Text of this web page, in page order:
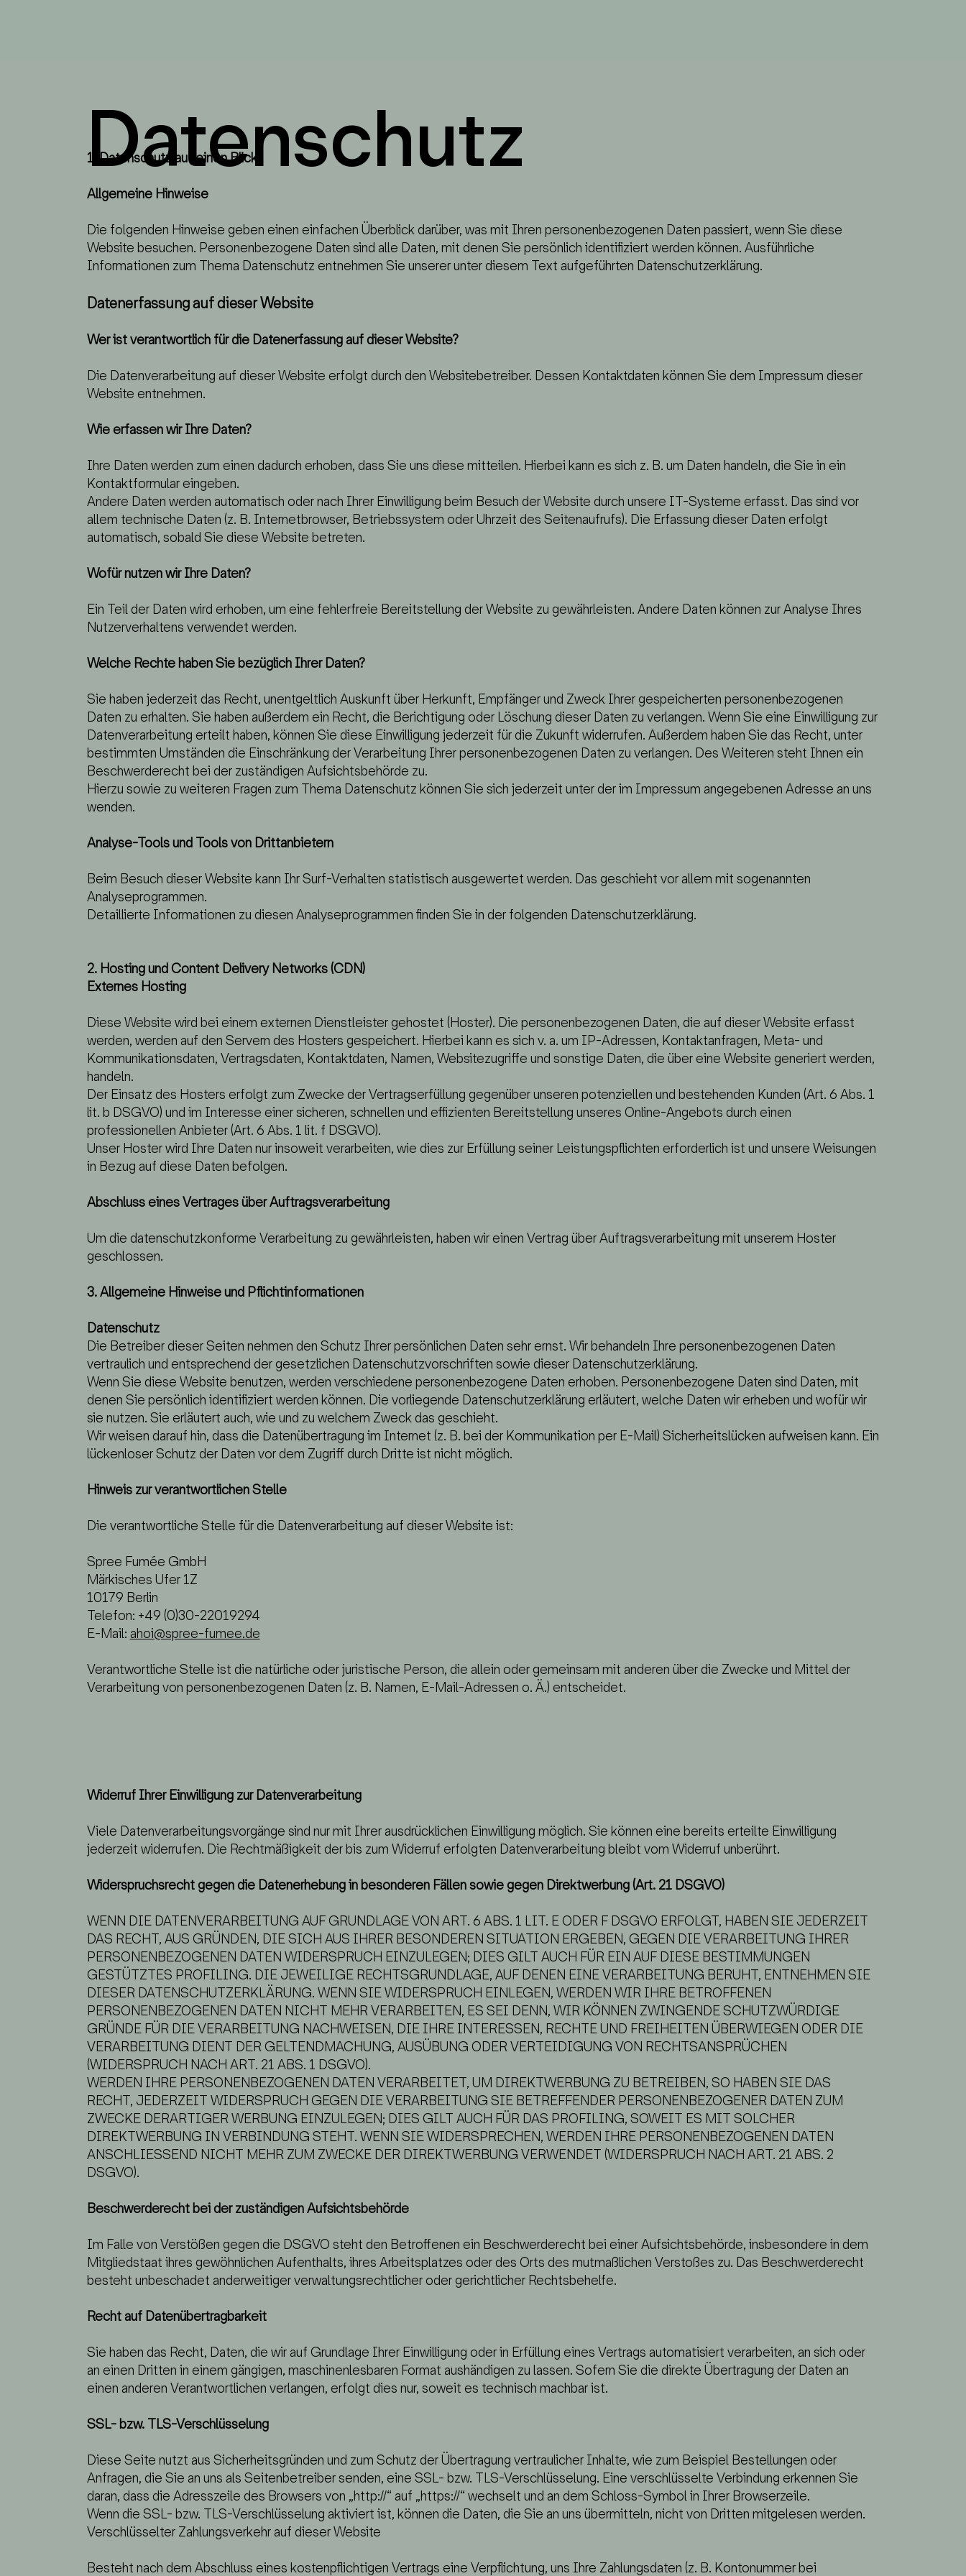
Datenschutz
1. Datenschutz auf einen Blick
Allgemeine Hinweise
Die folgenden Hinweise geben einen einfachen Überblick darüber, was mit Ihren personenbezogenen Daten passiert, wenn Sie diese
Website besuchen. Personenbezogene Daten sind alle Daten, mit denen Sie persönlich identifiziert werden können. Ausführliche
Informationen zum Thema Datenschutz entnehmen Sie unserer unter diesem Text aufgeführten Datenschutzerklärung.
Datenerfassung auf dieser Website
Wer ist verantwortlich für die Datenerfassung auf dieser Website?
Die Datenverarbeitung auf dieser Website erfolgt durch den Websitebetreiber. Dessen Kontaktdaten können Sie dem Impressum dieser
Website entnehmen.
Wie erfassen wir Ihre Daten?
Ihre Daten werden zum einen dadurch erhoben, dass Sie uns diese mitteilen. Hierbei kann es sich z. B. um Daten handeln, die Sie in ein
Kontaktformular eingeben.
Andere Daten werden automatisch oder nach Ihrer Einwilligung beim Besuch der Website durch unsere IT-Systeme erfasst. Das sind vor
allem technische Daten (z. B. Internetbrowser, Betriebssystem oder Uhrzeit des Seitenaufrufs). Die Erfassung dieser Daten erfolgt
automatisch, sobald Sie diese Website betreten.
Wofür nutzen wir Ihre Daten?
Ein Teil der Daten wird erhoben, um eine fehlerfreie Bereitstellung der Website zu gewährleisten. Andere Daten können zur Analyse Ihres
Nutzerverhaltens verwendet werden.
Welche Rechte haben Sie bezüglich Ihrer Daten?
Sie haben jederzeit das Recht, unentgeltlich Auskunft über Herkunft, Empfänger und Zweck Ihrer gespeicherten personenbezogenen
Daten zu erhalten. Sie haben außerdem ein Recht, die Berichtigung oder Löschung dieser Daten zu verlangen. Wenn Sie eine Einwilligung zur
Datenverarbeitung erteilt haben, können Sie diese Einwilligung jederzeit für die Zukunft widerrufen. Außerdem haben Sie das Recht, unter
bestimmten Umständen die Einschränkung der Verarbeitung Ihrer personenbezogenen Daten zu verlangen. Des Weiteren steht Ihnen ein
Beschwerderecht bei der zuständigen Aufsichtsbehörde zu.
Hierzu sowie zu weiteren Fragen zum Thema Datenschutz können Sie sich jederzeit unter der im Impressum angegebenen Adresse an uns
wenden.
Analyse-Tools und Tools von Dritt­anbietern
Beim Besuch dieser Website kann Ihr Surf-Verhalten statistisch ausgewertet werden. Das geschieht vor allem mit sogenannten
Analyseprogrammen.
Detaillierte Informationen zu diesen Analyseprogrammen finden Sie in der folgenden Datenschutzerklärung.
2. Hosting und Content Delivery Networks (CDN)
Externes Hosting
Diese Website wird bei einem externen Dienstleister gehostet (Hoster). Die personenbezogenen Daten, die auf dieser Website erfasst
werden, werden auf den Servern des Hosters gespeichert. Hierbei kann es sich v. a. um IP-Adressen, Kontaktanfragen, Meta- und
Kommunikationsdaten, Vertragsdaten, Kontaktdaten, Namen, Websitezugriffe und sonstige Daten, die über eine Website generiert werden,
handeln.
Der Einsatz des Hosters erfolgt zum Zwecke der Vertragserfüllung gegenüber unseren potenziellen und bestehenden Kunden (Art. 6 Abs. 1
lit. b DSGVO) und im Interesse einer sicheren, schnellen und effizienten Bereitstellung unseres Online-Angebots durch einen
professionellen Anbieter (Art. 6 Abs. 1 lit. f DSGVO).
Unser Hoster wird Ihre Daten nur insoweit verarbeiten, wie dies zur Erfüllung seiner Leistungspflichten erforderlich ist und unsere Weisungen
in Bezug auf diese Daten befolgen.
Abschluss eines Vertrages über Auftragsverarbeitung
Um die datenschutzkonforme Verarbeitung zu gewährleisten, haben wir einen Vertrag über Auftragsverarbeitung mit unserem Hoster
geschlossen.
3. Allgemeine Hinweise und Pflicht­informationen
Datenschutz
Die Betreiber dieser Seiten nehmen den Schutz Ihrer persönlichen Daten sehr ernst. Wir behandeln Ihre personenbezogenen Daten
vertraulich und entsprechend der gesetzlichen Datenschutzvorschriften sowie dieser Datenschutzerklärung.
Wenn Sie diese Website benutzen, werden verschiedene personenbezogene Daten erhoben. Personenbezogene Daten sind Daten, mit
denen Sie persönlich identifiziert werden können. Die vorliegende Datenschutzerklärung erläutert, welche Daten wir erheben und wofür wir
sie nutzen. Sie erläutert auch, wie und zu welchem Zweck das geschieht.
Wir weisen darauf hin, dass die Datenübertragung im Internet (z. B. bei der Kommunikation per E-Mail) Sicherheitslücken aufweisen kann. Ein
lückenloser Schutz der Daten vor dem Zugriff durch Dritte ist nicht möglich.
Hinweis zur verantwortlichen Stelle
Die verantwortliche Stelle für die Datenverarbeitung auf dieser Website ist:
Spree Fumée GmbH
Märkisches Ufer 1Z
10179 Berlin
Telefon: +49 (0)30-22019294
E-Mail: ahoi@spree-fumee.de
Verantwortliche Stelle ist die natürliche oder juristische Person, die allein oder gemeinsam mit anderen über die Zwecke und Mittel der
Verarbeitung von personenbezogenen Daten (z. B. Namen, E-Mail-Adressen o. Ä.) entscheidet.
Widerruf Ihrer Einwilligung zur Datenverarbeitung
Viele Datenverarbeitungsvorgänge sind nur mit Ihrer ausdrücklichen Einwilligung möglich. Sie können eine bereits erteilte Einwilligung
jederzeit widerrufen. Die Rechtmäßigkeit der bis zum Widerruf erfolgten Datenverarbeitung bleibt vom Widerruf unberührt.
Widerspruchsrecht gegen die Datenerhebung in besonderen Fällen sowie gegen Direktwerbung (Art. 21 DSGVO)
WENN DIE DATENVERARBEITUNG AUF GRUNDLAGE VON ART. 6 ABS. 1 LIT. E ODER F DSGVO ERFOLGT, HABEN SIE JEDERZEIT
DAS RECHT, AUS GRÜNDEN, DIE SICH AUS IHRER BESONDEREN SITUATION ERGEBEN, GEGEN DIE VERARBEITUNG IHRER
PERSONENBEZOGENEN DATEN WIDERSPRUCH EINZULEGEN; DIES GILT AUCH FÜR EIN AUF DIESE BESTIMMUNGEN
GESTÜTZTES PROFILING. DIE JEWEILIGE RECHTSGRUNDLAGE, AUF DENEN EINE VERARBEITUNG BERUHT, ENTNEHMEN SIE
DIESER DATENSCHUTZERKLÄRUNG. WENN SIE WIDERSPRUCH EINLEGEN, WERDEN WIR IHRE BETROFFENEN
PERSONENBEZOGENEN DATEN NICHT MEHR VERARBEITEN, ES SEI DENN, WIR KÖNNEN ZWINGENDE SCHUTZWÜRDIGE
GRÜNDE FÜR DIE VERARBEITUNG NACHWEISEN, DIE IHRE INTERESSEN, RECHTE UND FREIHEITEN ÜBERWIEGEN ODER DIE
VERARBEITUNG DIENT DER GELTENDMACHUNG, AUSÜBUNG ODER VERTEIDIGUNG VON RECHTSANSPRÜCHEN
(WIDERSPRUCH NACH ART. 21 ABS. 1 DSGVO).
WERDEN IHRE PERSONENBEZOGENEN DATEN VERARBEITET, UM DIREKTWERBUNG ZU BETREIBEN, SO HABEN SIE DAS
RECHT, JEDERZEIT WIDERSPRUCH GEGEN DIE VERARBEITUNG SIE BETREFFENDER PERSONENBEZOGENER DATEN ZUM
ZWECKE DERARTIGER WERBUNG EINZULEGEN; DIES GILT AUCH FÜR DAS PROFILING, SOWEIT ES MIT SOLCHER
DIREKTWERBUNG IN VERBINDUNG STEHT. WENN SIE WIDERSPRECHEN, WERDEN IHRE PERSONENBEZOGENEN DATEN
ANSCHLIESSEND NICHT MEHR ZUM ZWECKE DER DIREKTWERBUNG VERWENDET (WIDERSPRUCH NACH ART. 21 ABS. 2
DSGVO).
Beschwerde­recht bei der zuständigen Aufsichts­behörde
Im Falle von Verstößen gegen die DSGVO steht den Betroffenen ein Beschwerderecht bei einer Aufsichtsbehörde, insbesondere in dem
Mitgliedstaat ihres gewöhnlichen Aufenthalts, ihres Arbeitsplatzes oder des Orts des mutmaßlichen Verstoßes zu. Das Beschwerderecht
besteht unbeschadet anderweitiger verwaltungsrechtlicher oder gerichtlicher Rechtsbehelfe.
Recht auf Daten­übertrag­barkeit
Sie haben das Recht, Daten, die wir auf Grundlage Ihrer Einwilligung oder in Erfüllung eines Vertrags automatisiert verarbeiten, an sich oder
an einen Dritten in einem gängigen, maschinenlesbaren Format aushändigen zu lassen. Sofern Sie die direkte Übertragung der Daten an
einen anderen Verantwortlichen verlangen, erfolgt dies nur, soweit es technisch machbar ist.
SSL- bzw. TLS-Verschlüsselung
Diese Seite nutzt aus Sicherheitsgründen und zum Schutz der Übertragung vertraulicher Inhalte, wie zum Beispiel Bestellungen oder
Anfragen, die Sie an uns als Seitenbetreiber senden, eine SSL- bzw. TLS-Verschlüsselung. Eine verschlüsselte Verbindung erkennen Sie
daran, dass die Adresszeile des Browsers von „http://“ auf „https://“ wechselt und an dem Schloss-Symbol in Ihrer Browserzeile.
Wenn die SSL- bzw. TLS-Verschlüsselung aktiviert ist, können die Daten, die Sie an uns übermitteln, nicht von Dritten mitgelesen werden.
Verschlüsselter Zahlungsverkehr auf dieser Website
Besteht nach dem Abschluss eines kostenpflichtigen Vertrags eine Verpflichtung, uns Ihre Zahlungsdaten (z. B. Kontonummer bei